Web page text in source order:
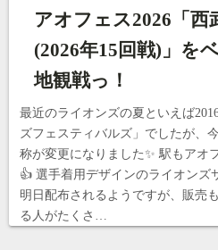
アオフェス2026「西
(2026年15回戦)」を
地観戦っ！
最近のライオンズの夏といえば
ズフェスティバルズ」でしたが、
称が変更になりました✨ 駅もアオ
👍 選手着用デザインのライオンズ
明日配布されるようですが、販売
る人がたくさ…